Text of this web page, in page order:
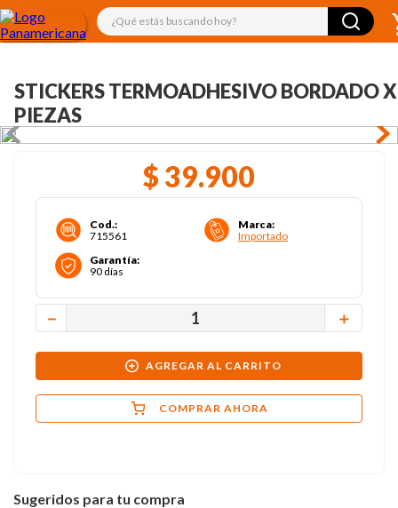
¿Qué estás buscando hoy?
STICKERS TERMOADHESIVO BORDADO
PIEZAS
$ 39.900
Cod.:
715561
Marca:
Importado
Garantía:
90 días
＋
－
AGREGAR AL CARRITO
COMPRAR AHORA
Sugeridos para tu compra